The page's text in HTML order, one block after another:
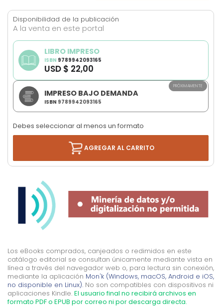
Disponibilidad de la publicación
A la venta en este portal
IMPRESO BAJO DEMANDA
ISBN 9789942093165
PRÓXIMAMENTE
LIBRO IMPRESO
ISBN 9789942093165
USD $ 22,00
Debes seleccionar al menos un formato
AGREGAR AL CARRITO
Los eBooks comprados, canjeados o redimidos en este
catálogo editorial se consultan únicamente mediante vista en
línea a través del navegador web o, para lectura sin conexión,
mediante la aplicación Mon'k (Windows, macOS, Android e iOS,
no disponible en Linux). No son compatibles con dispositivos ni
aplicaciones Kindle. El usuario final no recibirá archivos en
formato PDF o EPUB por correo ni por descarga directa.